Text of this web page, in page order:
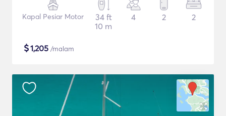
Kapal Pesiar Motor
34 ft
10 m
4 2 2
$1,205 /malam